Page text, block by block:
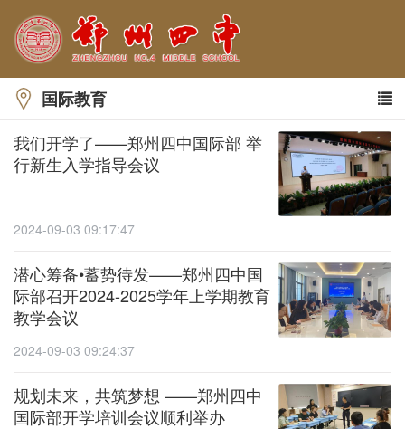
国际教育
我们开学了——郑州四中国际部 举
行新生入学指导会议
2024-09-03 09:17:47
潜心筹备•蓄势待发——郑州四中国
际部召开2024-2025学年上学期教育
教学会议
2024-09-03 09:24:37
规划未来，共筑梦想 ——郑州四中
国际部开学培训会议顺利举办